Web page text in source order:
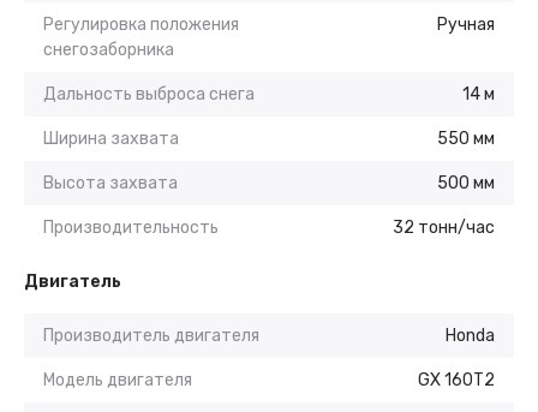
Регулировка положения
снегозаборника
Ручная
Дальность выброса снега 14 м
Ширина захвата 550 мм
Высота захвата 500 мм
Производительность 32 тонн/час
Двигатель
Производитель двигателя Honda
Модель двигателя GX 160T2